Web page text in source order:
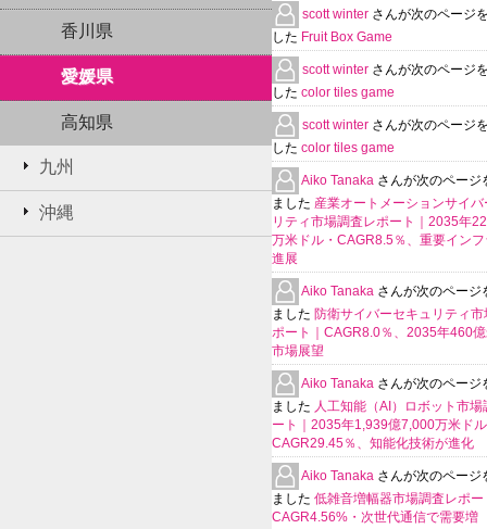
香川県
愛媛県
高知県
九州
沖縄
scott winter さんが次のページ
した Fruit Box Game
scott winter さんが次のページ
した color tiles game
scott winter さんが次のページ
した color tiles game
Aiko Tanaka さんが次のページ
ました 産業オートメーションサイ
リティ市場調査レポート｜2035年
万米ドル・CAGR8.5％、重要イン
進展
Aiko Tanaka さんが次のページ
ました 防衛サイバーセキュリティ
ポート｜CAGR8.0％、2035年460
市場展望
Aiko Tanaka さんが次のページ
ました 人工知能（AI）ロボット市場
ート｜2035年1,939億7,000万米ド
CAGR29.45％、知能化技術が進化
Aiko Tanaka さんが次のページ
ました 低雑音増幅器市場調査レポー
CAGR4.56%・次世代通信で需要増